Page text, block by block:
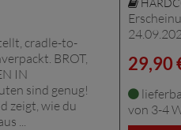
cradle-to-
BROT,
IN
sind genug!
zeigt, wie du
...
29,90
von 3-4